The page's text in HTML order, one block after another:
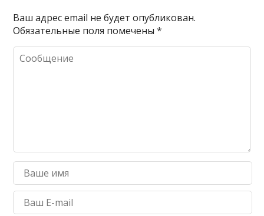
Ваш адрес email не будет опубликован.
Обязательные поля помечены*